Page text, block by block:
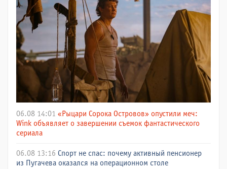
06.08 14:01 «Рыцари Сорока Островов» опустили меч:
Wink объявляет о завершении съемок фантастического
сериала
06.08 13:16 Спорт не спас: почему активный пенсионер
из Пугачева оказался на операционном столе